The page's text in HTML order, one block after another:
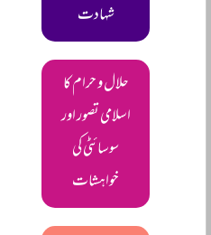
شہادت
حلال و حرام کا
اسلامی تصور اور
سوسائٹی کی
خواہشات